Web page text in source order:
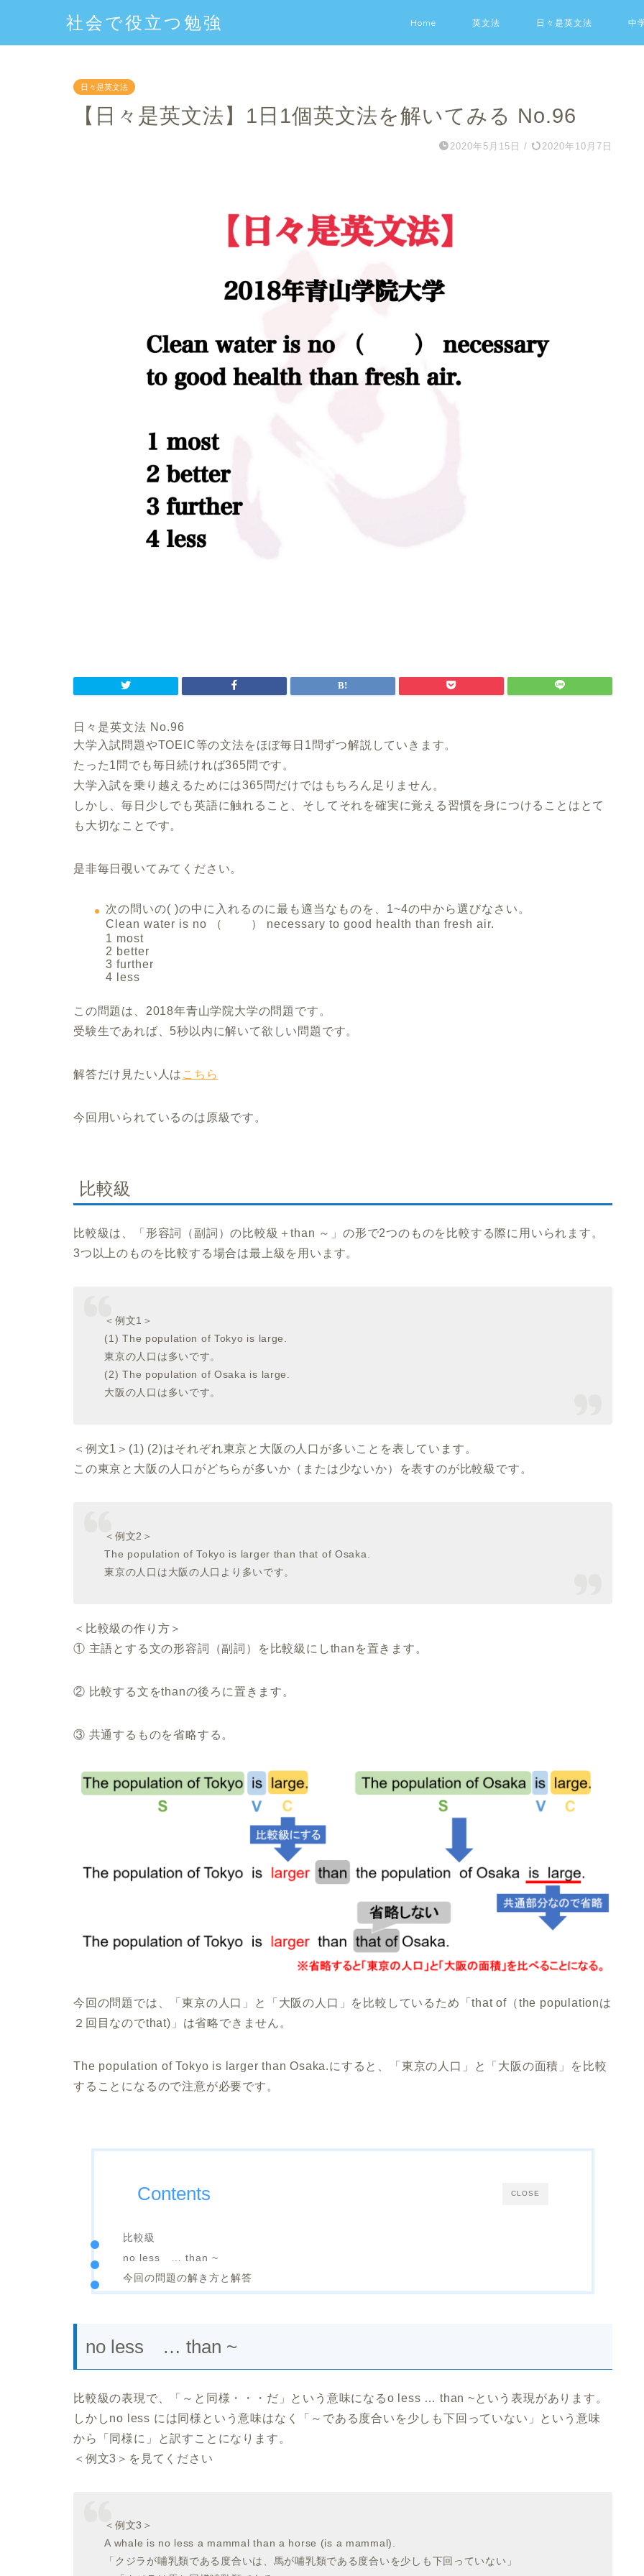
社会で役立つ勉強 Home 英文法 日々是英文法 中
日々是英文法
【日々是英文法】1日1個英文法を解いてみる No.96
2020年5月15日 / 2020年10月7日
日々是英文法 No.96
大学入試問題やTOEIC等の文法をほぼ毎日1問ずつ解説していきます。
たった1問でも毎日続ければ365問です。
大学入試を乗り越えるためには365問だけではもちろん足りません。
しかし、毎日少しでも英語に触れること、そしてそれを確実に覚える習慣を身につけることはとて
も大切なことです。
是非毎日覗いてみてください。
次の問いの( )の中に入れるのに最も適当なものを、1~4の中から選びなさい。
Clean water is no （ ） necessary to good health than fresh air.
1 most
2 better
3 further
4 less
この問題は、2018年青山学院大学の問題です。
受験生であれば、5秒以内に解いて欲しい問題です。
解答だけ見たい人は こちら
今回用いられているのは原級です。
比較級
比較級は、「形容詞（副詞）の比較級＋than ～」の形で2つのものを比較する際に用いられます。
3つ以上のものを比較する場合は最上級を用います。
＜例文1＞
(1) The population of Tokyo is large.
東京の人口は多いです。
(2) The population of Osaka is large.
大阪の人口は多いです。
＜例文1＞(1) (2)はそれぞれ東京と大阪の人口が多いことを表しています。
この東京と大阪の人口がどちらが多いか（または少ないか）を表すのが比較級です。
＜例文2＞
The population of Tokyo is larger than that of Osaka.
東京の人口は大阪の人口より多いです。
＜比較級の作り方＞
① 主語とする文の形容詞（副詞）を比較級にしthanを置きます。
② 比較する文をthanの後ろに置きます。
③ 共通するものを省略する。
今回の問題では、「東京の人口」と「大阪の人口」を比較しているため「that of（the populationは
２回目なのでthat)」は省略できません。
The population of Tokyo is larger than Osaka.にすると、「東京の人口」と「大阪の面積」を比較
することになるので注意が必要です。
CLOSE
Contents
比較級
no less … than ~
今回の問題の解き方と解答
no less … than ~
比較級の表現で、「～と同様・・・だ」という意味になるo less … than ~という表現があります。
しかしno less には同様という意味はなく「～である度合いを少しも下回っていない」という意味
から「同様に」と訳すことになります。
＜例文3＞を見てください
＜例文3＞
A whale is no less a mammal than a horse (is a mammal).
「クジラが哺乳類である度合いは、馬が哺乳類である度合いを少しも下回っていない」